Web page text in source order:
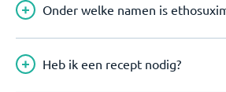
Onder welke namen is
Heb ik een recept nodig?